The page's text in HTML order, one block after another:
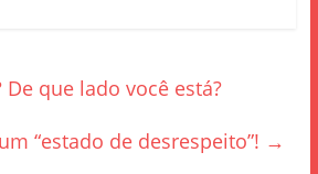
De que lado você está?
“estado de desrespeito”! →